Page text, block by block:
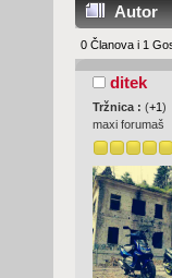
Autor
0 Članova i 1
ditek
Tržnica : (+1 )
maxi forumaš